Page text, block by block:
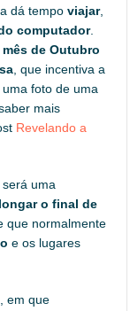
dá tempoviajar,
computador.
de Outubro
, que incentiva a
foto de uma
mais
Revelando a
será uma
o final de
que normalmente
e os lugares
, em que